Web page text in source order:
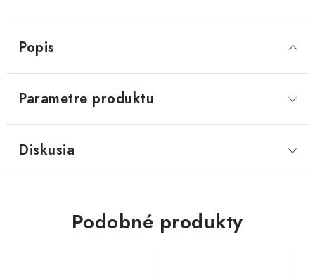
Popis
Parametre produktu
Diskusia
Podobné produkty